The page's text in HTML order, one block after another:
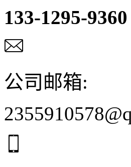
133-1295-9360

公司邮箱:
